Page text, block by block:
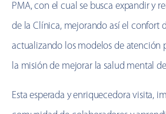
PMA, con el cual se busca expandir y
de la Clínica, mejorando así el confort
actualizando los modelos de atención
la misión de mejorar la salud mental
Esta esperada y enriquecedora visita,